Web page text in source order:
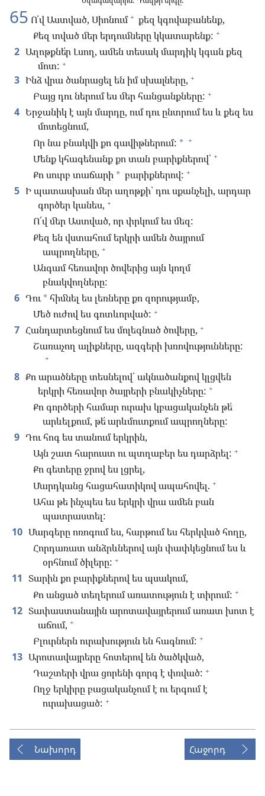
65 Ո՛վ Աստված, Սիոնում + քեզ կգովաբանենք,
Քեզ տված մեր երդումները կկատարենք: +
2 Աղոթքնե՛ր Լսող, ամեն տեսակ մարդիկ կգան քեզ
մոտ: +
3 Ինձ վրա ծանրացել են իմ սխալները, +
Բայց դու ներում ես մեր հանցանքները: +
4 Երջանիկ է այն մարդը, ում դու ընտրում ես և քեզ ես
մոտեցնում,
Որ նա բնակվի քո գավիթներում: * +
Մենք կհագենանք քո տան բարիքներով՝ +
Քո սուրբ տաճարի * բարիքներով: +
5 Ի պատասխան մեր աղոթքի՝ դու սքանչելի, արդար
գործեր կանես, +
Ո՜վ մեր Աստված, որ փրկում ես մեզ:
Քեզ են վստահում երկրի ամեն ծայրում
ապրողները, +
Անգամ հեռավոր ծովերից այն կողմ
բնակվողները:
6 Դու * հիմնել ես լեռները քո զորությամբ,
Մեծ ուժով ես գոտևորված: +
7 Հանդարտեցնում ես մոլեգնած ծովերը, +
Շառաչող ալիքները, ազգերի խռովությունները:
+
8 Քո արածները տեսնելով՝ ակնածանքով կլցվեն
երկրի հեռավոր ծայրերի բնակիչները: +
Քո գործերի համար ուրախ կբացականչեն թե՛
արևելքում, թե՛ արևմուտքում ապրողները:
9 Դու հոգ ես տանում երկրին,
Այն շատ հարուստ ու պտղաբեր ես դարձրել: +
Քո գետերը ջրով ես լցրել,
Մարդկանց հացահատիկով ապահովել. +
Ահա թե ինչպես ես երկրի վրա ամեն բան
պատրաստել:
10 Մարգերը ոռոգում ես, հարթում ես հերկված հողը,
Հորդառատ անձրևներով այն փափկեցնում ես և
օրհնում ծիլերը: +
11 Տարին քո բարիքներով ես պսակում,
Քո անցած տեղերում առատություն է տիրում: +
12 Տափաստանային արոտավայրերում առատ խոտ է
աճում, +
Բլուրներն ուրախություն են հագնում: +
13 Արոտավայրերը հոտերով են ծածկված,
Դաշտերի վրա ցորենի գորգ է փռված: +
Ողջ երկիրը բացականչում է ու երգում է
ուրախացած: +
Նախորդ Հաջորդ